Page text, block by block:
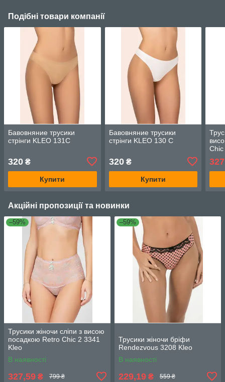
Подібні товари компанії
Бавовняние трусики
стрінги KLEO 131C
320 ₴
Купити
Бавовняние трусики
стрінги KLEO 130 C
320₴
Купити
Акційні пропозиції та новинки
–59%
Трусики жіночи сліпи з висою
посадкою Retro Chic 2 3341
Kleo
В наявності
327,59 ₴ 799 ₴
–59%
Трусики жіночи бріфи
Rendezvous 3208 Kleo
В наявності
229,19 ₴ 559 ₴